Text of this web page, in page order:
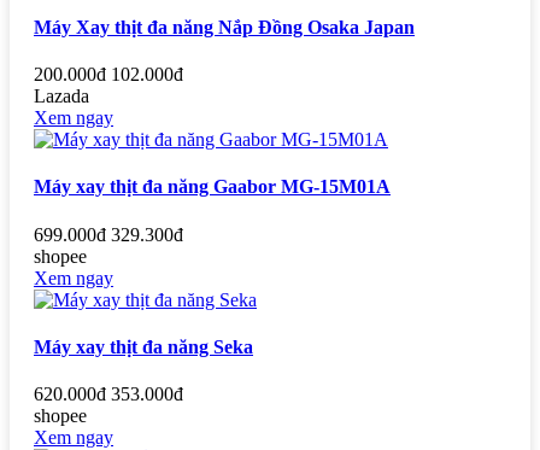
Máy Xay thịt đa năng Nắp Đồng Osaka Japan
200.000đ 102.000đ
Lazada
Xem ngay
Máy xay thịt đa năng Gaabor MG-15M01A
699.000đ 329.300đ
shopee
Xem ngay
Máy xay thịt đa năng Seka
620.000đ 353.000đ
shopee
Xem ngay